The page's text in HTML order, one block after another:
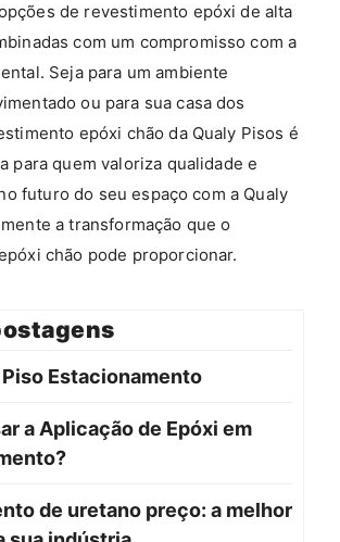
de revestimento epóxi de alta
com um compromisso com a
Seja para um ambiente
ou para sua casa dos
epóxi chão da Qualy Pisos é
para quem valoriza qualidade e
futuro do seu espaço com a Qualy
a transformação que o
chão pode proporcionar.
Estacionamento
a Aplicação de Epóxi em
de uretano preço: a melhor